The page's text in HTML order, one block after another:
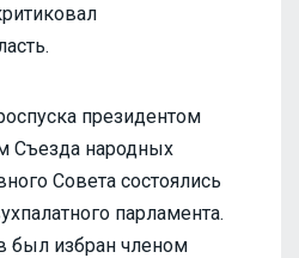
президентом
Съезда народных
Совета состоялись
парламента.
был избран членом